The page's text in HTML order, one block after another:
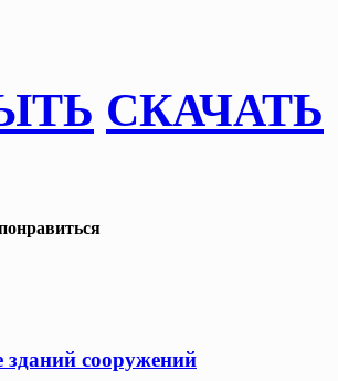
СКАЧАТЬ
зданий сооружений